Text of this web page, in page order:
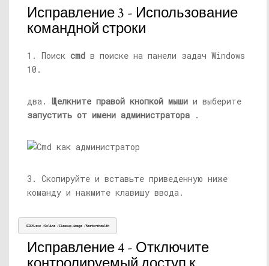
Исправление 3 - Использование
командной строки
1. Поиск cmd в поиске на панели задач Windows
10.
два. Щелкните правой кнопкой мыши и выберите
запустить от имени администратора .
3. Скопируйте и вставьте приведенную ниже
команду и нажмите клавишу ввода.
DISM.exe /Online /Cleanup-image /Restorehealth
Исправление 4 - Отключите